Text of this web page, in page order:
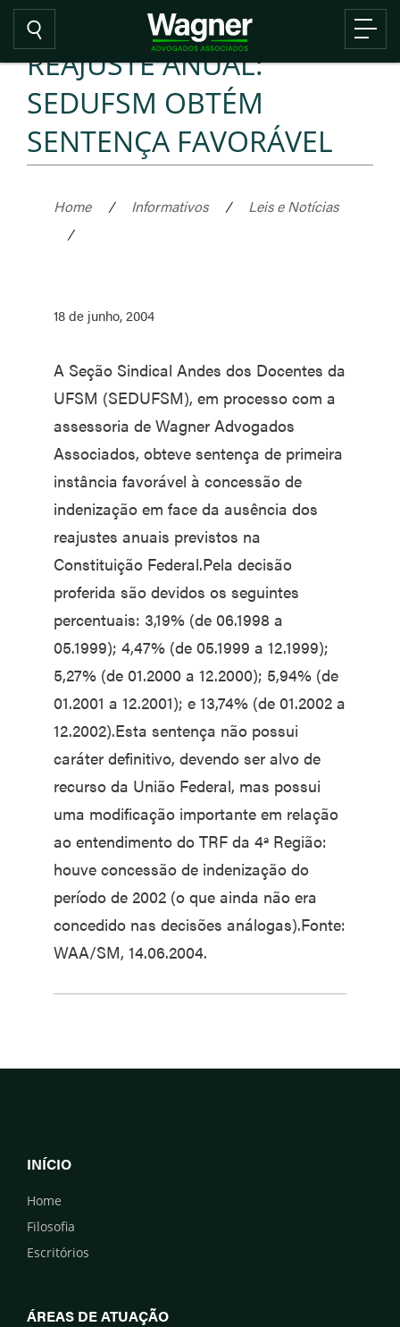
REAJUSTE ANUAL:
SEDUFSM OBTÉM
SENTENÇA FAVORÁVEL
Home / Informativos /
Leis e Notícias
/
18 de junho, 2004
A Seção Sindical Andes dos Docentes da
UFSM (SEDUFSM), em processo com a
assessoria de Wagner Advogados
Associados, obteve sentença de primeira
instância favorável à concessão de
indenização em face da ausência dos
reajustes anuais previstos na
Constituição Federal.Pela decisão
proferida são devidos os seguintes
percentuais: 3,19% (de 06.1998 a
05.1999); 4,47% (de 05.1999 a 12.1999);
5,27% (de 01.2000 a 12.2000); 5,94% (de
01.2001 a 12.2001); e 13,74% (de 01.2002 a
12.2002).Esta sentença não possui
caráter definitivo, devendo ser alvo de
recurso da União Federal, mas possui
uma modificação importante em relação
ao entendimento do TRF da 4ª Região:
houve concessão de indenização do
período de 2002 (o que ainda não era
concedido nas decisões análogas).Fonte:
WAA/SM, 14.06.2004.
INÍCIO
Home
Filosofia
Escritórios
ÁREAS DE ATUAÇÃO